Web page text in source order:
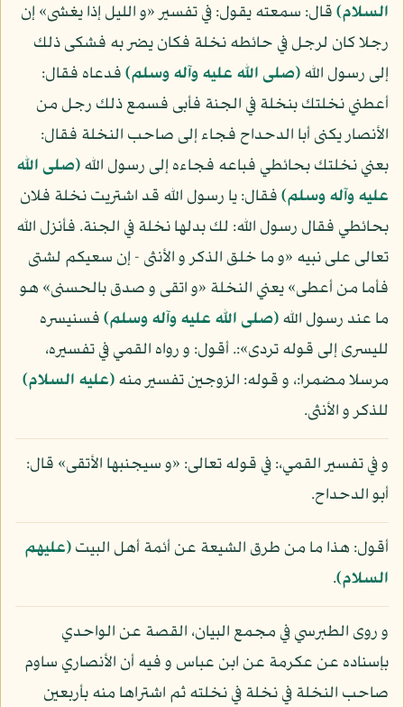
السلام)قال: سمعته يقول: في تفسير «و الليل إذا يغشى» إن
رجلا كان لرجل في حائطه نخلة فكان يضر به فشكى ذلك
إلى رسول الله(صلى الله عليه وآله وسلم)فدعاه فقال:
أعطني نخلتك بنخلة في الجنة فأبى فسمع ذلك رجل من
الأنصار يكنى أبا الدحداح فجاء إلى صاحب النخلة فقال:
بعني نخلتك بحائطي فباعه فجاءه إلى رسول الله(صلى الله
عليه وآله وسلم)فقال: يا رسول الله قد اشتريت نخلة فلان
بحائطي فقال رسول الله: لك بدلها نخلة في الجنة. فأنزل الله
تعالى على نبيه «و ما خلق الذكر و الأنثى - إن سعيكم لشتى
فأما من أعطى» يعني النخلة «و اتقى و صدق بالحسنى» هو
ما عند رسول الله(صلى الله عليه وآله وسلم)فسنيسره
لليسرى إلى قوله تردى»:. أقول: و رواه القمي في تفسيره،
مرسلا مضمرا:، و قوله: الزوجين تفسير منه(عليه السلام)
للذكر و الأنثى.
و في تفسير القمي،: في قوله تعالى: «و سيجنبها الأتقى» قال:
أبو الدحداح.
أقول: هذا ما من طرق الشيعة عن أئمة أهل البيت(عليهم
السلام).
و روى الطبرسي في مجمع البيان، القصة عن الواحدي
بإسناده عن عكرمة عن ابن عباس و فيه أن الأنصاري ساوم
صاحب النخلة في نخلة في نخلته ثم اشتراها منه بأربعين